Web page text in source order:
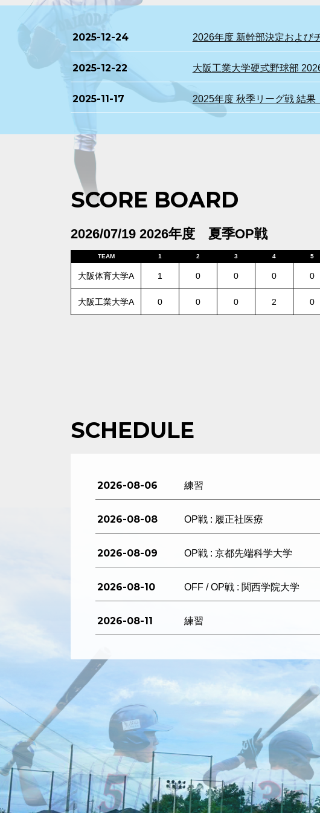
2025-12-24 2026年度 新幹部決定および
2025-12-22 大阪工業大学硬式野球部
2025-11-17 2025年度 秋季リーグ戦 結果
SCORE BOARD
2026/07/19 2026年度 夏季OP戦
TEAM 1 2 3 4 5
大阪体育大学A 1 0 0 0 0
大阪工業大学A 0 0 0 2 0
SCHEDULE
2026-08-06 練習
2026-08-08 OP戦 : 履正社医療
2026-08-09 OP戦 : 京都先端科学大学
2026-08-10 OFF / OP戦 : 関西学院大学
2026-08-11 練習